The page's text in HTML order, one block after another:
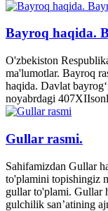
Bayroq haqida.
O'zbekiston
ma'lumotlar. Bayroq
haqida. Davlat
noyabrdagi
Gullar rasmi.
Sahifamizdan Gullar
to'plamini topishingiz
gullar to'plami. Gullar
gulchilik san’atining